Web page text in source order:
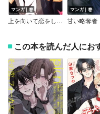
マンガ｜巻
上を向いて恋をしよう
マンガ｜巻
甘い略奪者
この本を読んだ人にお